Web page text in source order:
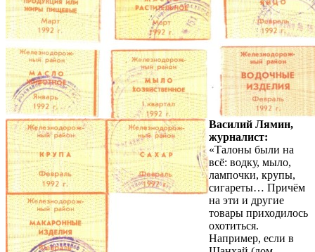
Василий Лямин,
журналист:
«Талоны были на
всё: водку, мыло,
лампочки, крупы,
сигареты… Причём
на эти и другие
товары приходилось
охотиться.
Например, если в